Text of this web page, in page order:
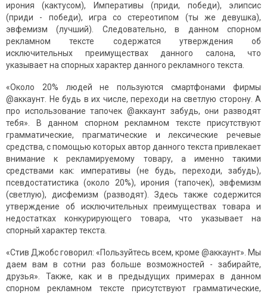
ирония (кактусом), Императивы (приди, победи), элипсис
(приди - победи), игра со стереотипом (ты же девушка),
эвфемизм (лучший). Следовательно, в данном спорном
рекламном тексте содержатся утверждения об
исключительных преимуществах данного салона, что
указывает на спорных характер данного рекламного текста.
«Около 20% людей не пользуются смартфонами фирмы
@аккаунт. Не будь в их числе, переходи на светлую сторону. А
про использование тапочек @аккаунт забудь, они разводят
тебя». В данном спорном рекламном тексте присутствуют
грамматические, прагматические и лексические речевые
средства, с помощью которых автор данного текста привлекает
внимание к рекламируемому товару, а именно такими
средствами как: императивы (не будь, переходи, забудь),
псевдостатистика (около 20%), ирония (тапочек), эвфемизм
(светлую), дисфемизм (разводят). Здесь также содержится
утверждение об исключительных преимуществах товара и
недостатках конкурирующего товара, что указывает на
спорный характер текста.
«Стив Джобс говорил: «Пользуйтесь всем, кроме @аккаунт». Мы
даем вам в сотни раз больше возможностей - забирайте,
друзья». Также, как и в предыдущих примерах в данном
спорном рекламном тексте присутствуют грамматические,